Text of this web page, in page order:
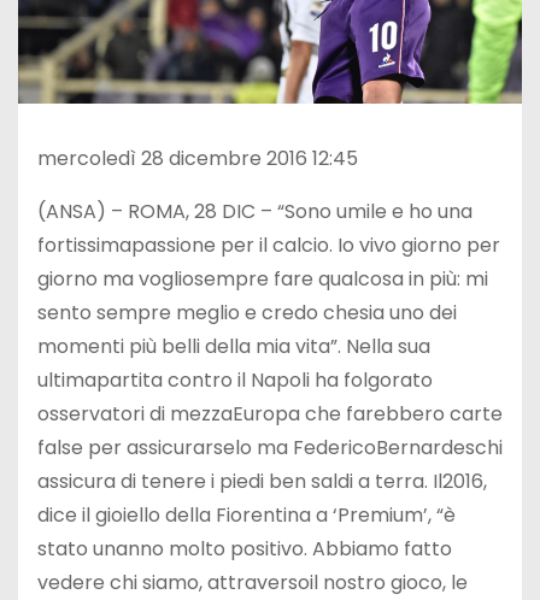
mercoledì 28 dicembre 2016 12:45
(ANSA) – ROMA, 28 DIC – “Sono umile e ho una
fortissimapassione per il calcio. Io vivo giorno per
giorno ma vogliosempre fare qualcosa in più: mi
sento sempre meglio e credo chesia uno dei
momenti più belli della mia vita”. Nella sua
ultimapartita contro il Napoli ha folgorato
osservatori di mezzaEuropa che farebbero carte
false per assicurarselo ma FedericoBernardeschi
assicura di tenere i piedi ben saldi a terra. Il2016,
dice il gioiello della Fiorentina a ‘Premium’, “è
stato unanno molto positivo. Abbiamo fatto
vedere chi siamo, attraversoil nostro gioco, le